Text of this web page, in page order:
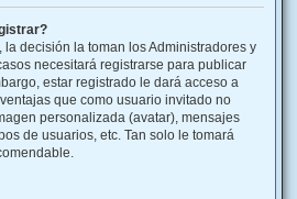
la decisión la toman los Administradores y
necesitará registrarse para publicar
estar registrado le dará acceso a
que como usuario invitado no
personalizada (avatar), mensajes
de usuarios, etc. Tan solo le tomará